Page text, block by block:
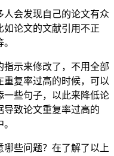
会发现自己的论文有众
如论文的文献引用不正
示来修改了，不用全部
复率过高的时候，可以
一些句子，以此来降低论
致论文重复率过高的
些问题？在了解了以上